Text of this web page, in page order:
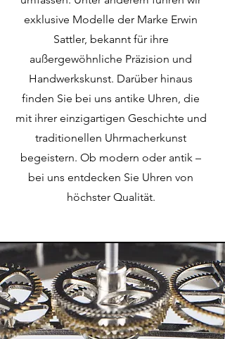
exklusive Modelle der Marke Erwin
Sattler, bekannt für ihre
außergewöhnliche Präzision und
Handwerkskunst. Darüber hinaus
finden Sie bei uns antike Uhren, die
mit ihrer einzigartigen Geschichte und
traditionellen Uhrmacherkunst
begeistern. Ob modern oder antik –
bei uns entdecken Sie Uhren von
höchster Qualität.